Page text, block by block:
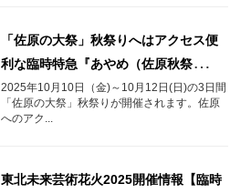
「佐原の大祭」秋祭りへはアクセス便
利な臨時特急『あやめ（佐原秋祭
り）』で！新宿から直通運行！
2025年10月10日（金)～10月12日(日)の3日間
「佐原の大祭」秋祭りが開催されます。佐原
へのアク...
東北未来芸術花火2025開催情報【臨時